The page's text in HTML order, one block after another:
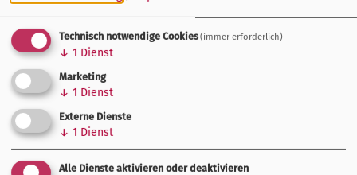
Ansprechpartnerin
Technisch notwendige Cookies(immer erforderlich)
↓ 1 Dienst
Marketing
↓ 1 Dienst
Externe Dienste
↓ 1 Dienst
Alle Dienste aktivieren oder deaktivieren